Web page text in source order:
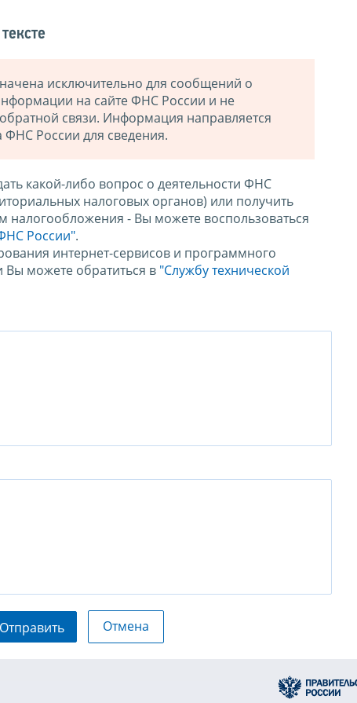
исключительно для сообщений о
на сайте ФНС России и не
связи. Информация направляется
ФНС России для сведения.
какой-либо вопрос о деятельности ФНС
налоговых органов) или получить
налогообложения - Вы можете воспользоваться
России".
интернет-сервисов и программного
можете обратиться в "Службу технической
Отправить Отмена